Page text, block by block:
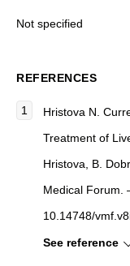
Not specified
REFERENCES
Hristova N.
Treatment of
Hristova, B.
Medical Forum
10.14748/
See reference